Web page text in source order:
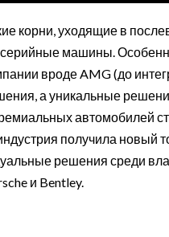
корни, уходящие в
машины.
вроде AMG (до
а уникальные
автомобилей
получила новый
решения среди
и Bentley.